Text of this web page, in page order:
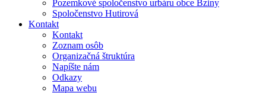
Pozemkové spoločenstvo urbáru obce Bziny
Spoločenstvo Hutirová
Kontakt
Kontakt
Zoznam osôb
Organizačná štruktúra
Napíšte nám
Odkazy
Mapa webu